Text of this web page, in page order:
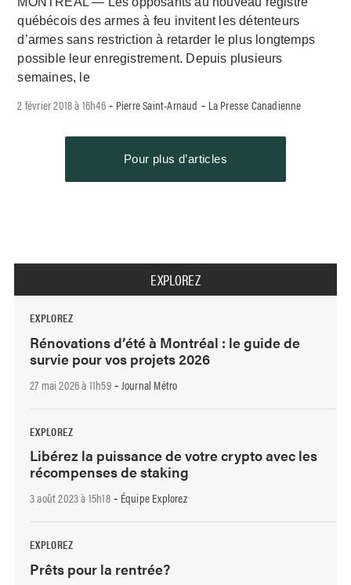
québécois des armes à feu invitent les détenteurs
d’armes sans restriction à retarder le plus longtemps
possible leur enregistrement. Depuis plusieurs
semaines, le
2 février 2018 à 16h46- Pierre Saint-Arnaud - La Presse Canadienne
Pour plus d’articles
EXPLOREZ
EXPLOREZ
Rénovations d’été à Montréal : le guide de
survie pour vos projets 2026
27 mai 2026 à 11h59- Journal Métro
EXPLOREZ
Libérez la puissance de votre crypto avec les
récompenses de staking
3 août 2023 à 15h18- Équipe Explorez
EXPLOREZ
Prêts pour la rentrée?